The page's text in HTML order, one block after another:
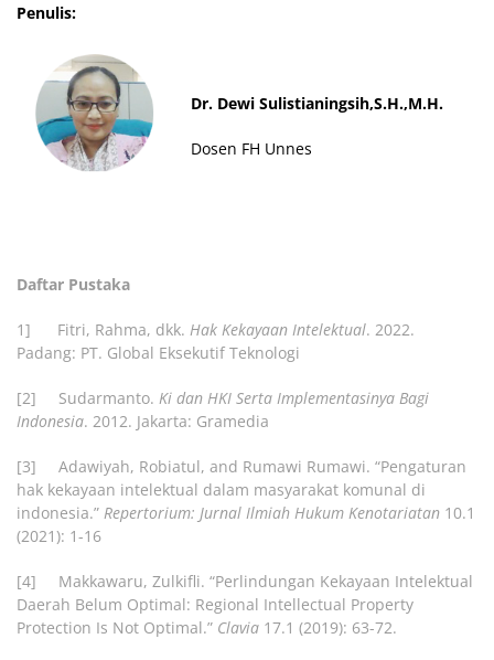
Penulis:
Dr. Dewi Sulistianingsih,S.H.,M.H.
Dosen FH Unnes
Daftar Pustaka
1] Fitri, Rahma, dkk. Hak Kekayaan Intelektual. 2022.
Padang: PT. Global Eksekutif Teknologi
[2] Sudarmanto. Ki dan HKI Serta Implementasinya Bagi
Indonesia. 2012. Jakarta: Gramedia
[3] Adawiyah, Robiatul, and Rumawi Rumawi. “Pengaturan
hak kekayaan intelektual dalam masyarakat komunal di
indonesia.” Repertorium: Jurnal Ilmiah Hukum Kenotariatan 10.1
(2021): 1-16
[4] Makkawaru, Zulkifli. “Perlindungan Kekayaan Intelektual
Daerah Belum Optimal: Regional Intellectual Property
Protection Is Not Optimal.” Clavia 17.1 (2019): 63-72.